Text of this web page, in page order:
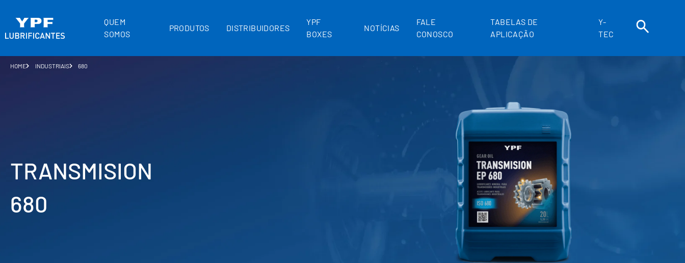
QUEM
SOMOS
PRODUTOS DISTRIBUIDORES
YPF
BOXES
NOTÍCIAS
FALE
CONOSCO
TABELAS DE
APLICAÇÃO
Y-
TEC
HOME INDUSTRIAIS 680
TRANSMISION
680